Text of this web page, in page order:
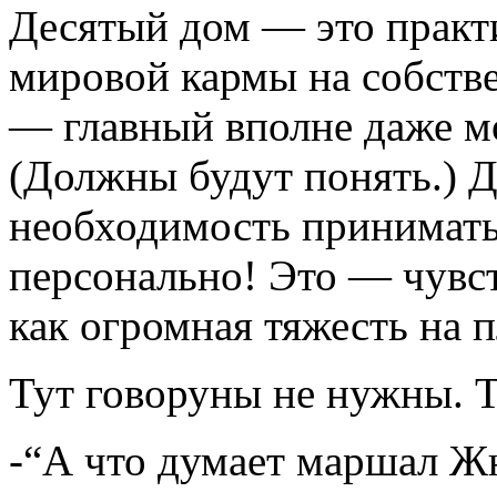
Десятый дом — это
мировой кармы на
— главный вполне даже
(Должны будут понять.)
необходимость
персонально! Это —
как огромная тяжесть на
Тут говоруны не нужны.
-“А что думает маршал